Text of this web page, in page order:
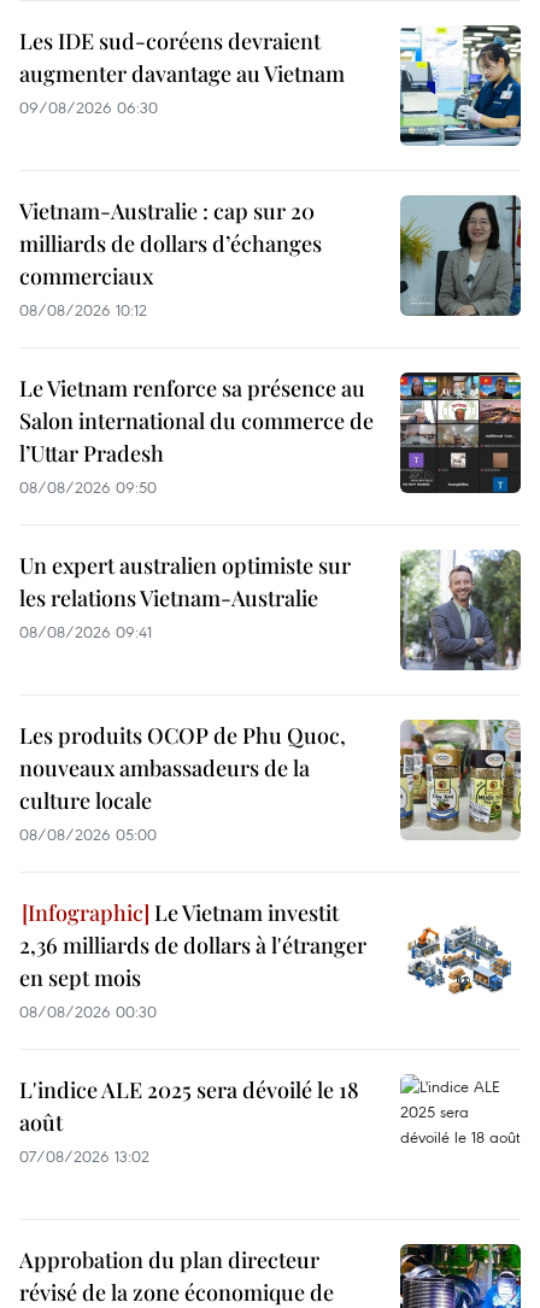
Les IDE sud-coréens devraient
augmenter davantage au Vietnam
09/08/2026 06:30
Vietnam-Australie : cap sur 20
milliards de dollars d’échanges
commerciaux
08/08/2026 10:12
Le Vietnam renforce sa présence au
Salon international du commerce de
l’Uttar Pradesh
08/08/2026 09:50
Un expert australien optimiste sur
les relations Vietnam-Australie
08/08/2026 09:41
Les produits OCOP de Phu Quoc,
nouveaux ambassadeurs de la
culture locale
08/08/2026 05:00
Le Vietnam investit
2,36 milliards de dollars à l'étranger
en sept mois
08/08/2026 00:30
L'indice ALE 2025 sera dévoilé le 18
août
07/08/2026 13:02
Approbation du plan directeur
révisé de la zone économique de